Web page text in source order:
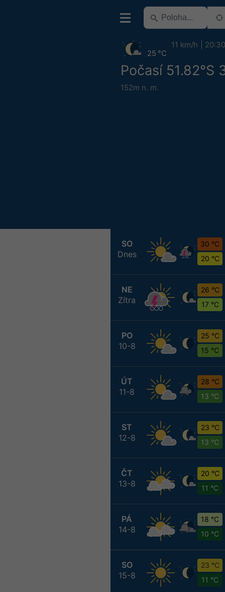
Počasí 51.82°S
152m n. m.
25 °C
11 km/h 20:30
SO
Dnes
30 °C
20 °C
NE
Zítra
26 °C
17 °C
PO
10-8
25 °C
15 °C
ÚT
11-8
28 °C
13 °C
ST
12-8
23 °C
13 °C
ČT
13-8
20 °C
11 °C
PÁ
14-8
18 °C
10 °C
SO
15-8
23 °C
11 °C